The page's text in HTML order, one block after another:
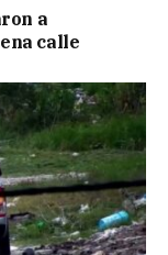
a
calle